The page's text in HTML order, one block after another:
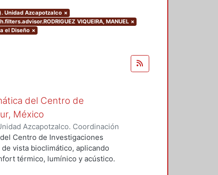
Unidad Azcapotzalco ×
VIQUEIRA, MANUEL ×
el Diseño ×
del Centro de
México
Azcapotzalco. Coordinación
José Luis
Centro de Investigaciones
vista bioclimático, aplicando
térmico, lumínico y acústico.